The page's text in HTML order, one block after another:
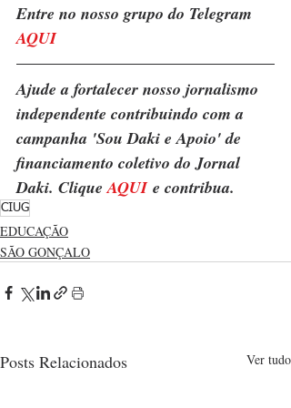
Entre no nosso grupo do Telegram
AQUI
Ajude a fortalecer nosso jornalismo
independente contribuindo com a
campanha 'Sou Daki e Apoio' de
financiamento coletivo do Jornal
Daki. Clique AQUI e contribua.
CIUG
EDUCAÇÃO
SÃO GONÇALO
Posts Relacionados Ver tudo